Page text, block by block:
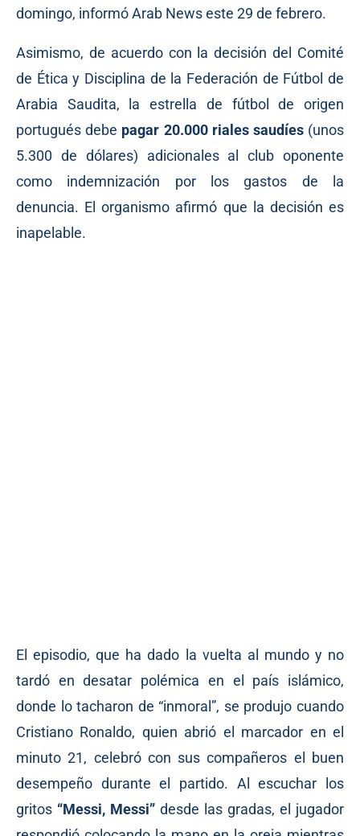
domingo, informóArab News este 29 de febrero.
Asimismo, de acuerdo con la decisión del Comité
de Ética y Disciplina de la Federación de Fútbol de
Arabia Saudita, la estrella de fútbol de origen
portugués debe pagar 20.000 riales saudíes (unos
5.300 de dólares) adicionales al club oponente
como indemnización por los gastos de la
denuncia. El organismo afirmó que la decisión es
inapelable.
El episodio, que ha dado la vuelta al mundo y no
tardó en desatar polémica en el país islámico,
donde lo tacharon de “inmoral”, se produjo cuando
Cristiano Ronaldo, quien abrió el marcador en el
minuto 21, celebró con sus compañeros el buen
desempeño durante el partido. Al escuchar los
gritos “Messi, Messi” desde las gradas, el jugador